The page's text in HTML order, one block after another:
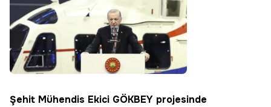
Şehit Mühendis Ekici GÖKBEY projesinde